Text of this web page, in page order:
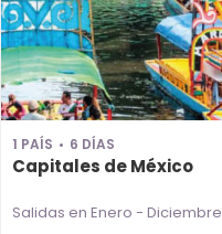
1 PAÍS 6 DÍAS
Capitales de México
Salidas en Enero - Diciembre